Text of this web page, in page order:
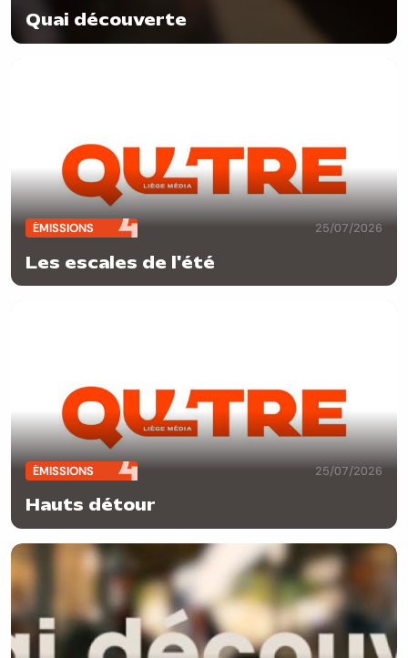
Quai découverte
ÉMISSIONS 25/07/2026
Les escales de l'été
ÉMISSIONS 25/07/2026
Hauts détour